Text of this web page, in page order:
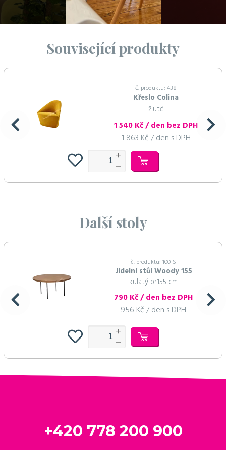
Související produkty
č. produktu: 438
Křeslo Colina
žluté
1 540 Kč / den bez DPH
1 863 Kč / den s DPH
Další stoly
č. produktu: 100-S
Jídelní stůl Woody 155
kulatý pr.155 cm
790 Kč / den bez DPH
956 Kč / den s DPH
+420 778 200 900